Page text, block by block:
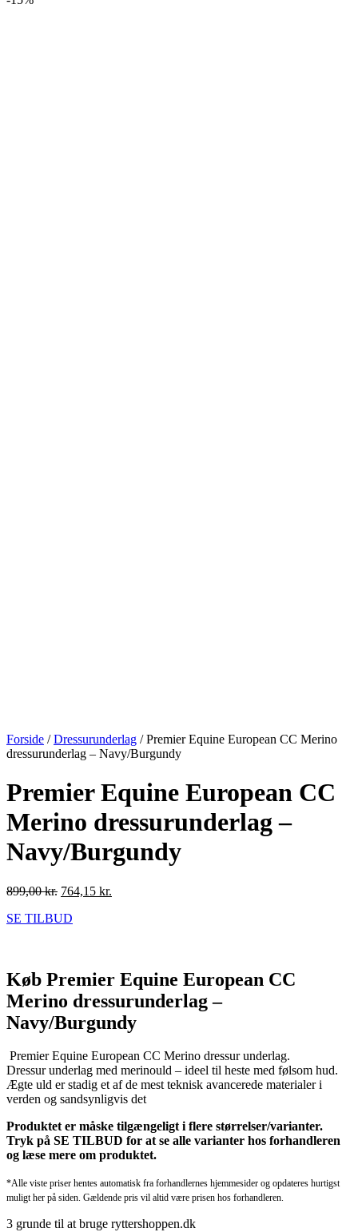
Forside /Dressurunderlag / Premier Equine European CC Merino
dressurunderlag – Navy/Burgundy
Premier Equine European CC
Merino dressurunderlag –
Navy/Burgundy
899,00kr. Den
pris
764,15 kr.
SE TILBUD
Køb Premier Equine European CC
Merino dressurunderlag –
Navy/Burgundy
Premier Equine European CC Merino dressur underlag.
Dressur underlag med merinould – ideel til heste med følsom hud.
Ægte uld er stadig et af de mest teknisk avancerede materialer i
verden og sandsynligvis det
Produktet er måske tilgængeligt i flere størrelser/varianter.
Tryk på SE TILBUD for at se alle varianter hos forhandleren
og læse mere om produktet.
*Alle viste priser hentes automatisk fra forhandlernes hjemmesider og opdateres hurtigst
muligt her på siden. Gældende pris vil altid være prisen hos forhandleren.
3 grunde til at bruge ryttershoppen.dk